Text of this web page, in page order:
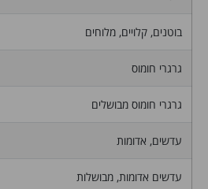
בוטנים, קלויים, מלוחים
גרגרי חומוס
גרגרי חומוס מבושלים
עדשים, אדומות
עדשים אדומות, מבושלות